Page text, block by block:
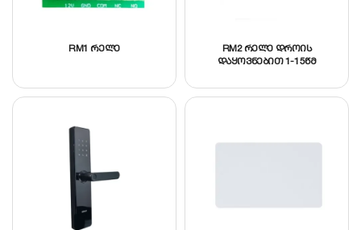
RM1 რელე
RM2 რელე დროის
დაყოვნებით 1-15წმ